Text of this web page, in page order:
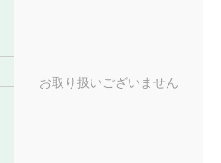
お取り扱いございません